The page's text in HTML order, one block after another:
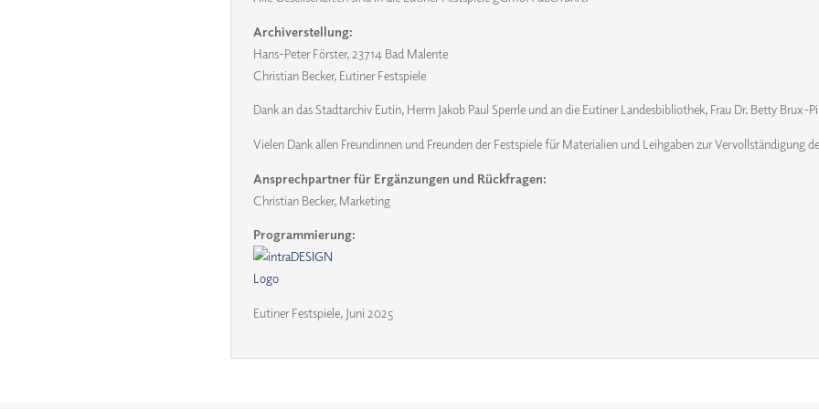
Archiverstellung:
Hans-Peter Förster, 23714 Bad Malente
Christian Becker, Eutiner Festspiele
Dank an das Stadtarchiv Eutin, Herrn Jakob Paul Sperrle und an die Eutiner Landesbibliothek, Frau Dr. Betty Brux-
Vielen Dank allen Freundinnen und Freunden der Festspiele für Materialien und Leihgaben zur Vervollständigung
Ansprechpartner für Ergänzungen und Rückfragen:
Christian Becker, Marketing
Programmierung:
Eutiner Festspiele, Juni 2025